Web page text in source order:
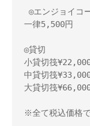
一律5,500円
◎貸切
小貸切筏
中貸切筏
大貸切筏
※全て税込価格